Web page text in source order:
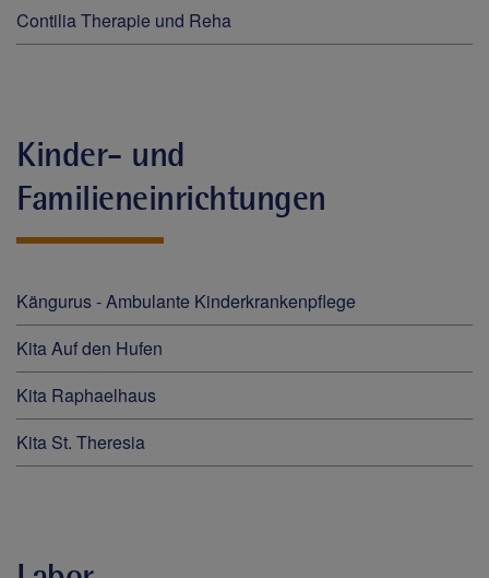
Contilia Therapie und Reha
Kinder- und
Familieneinrichtungen
Kängurus - Ambulante Kinderkrankenpflege
Kita Auf den Hufen
Kita Raphaelhaus
Kita St. Theresia